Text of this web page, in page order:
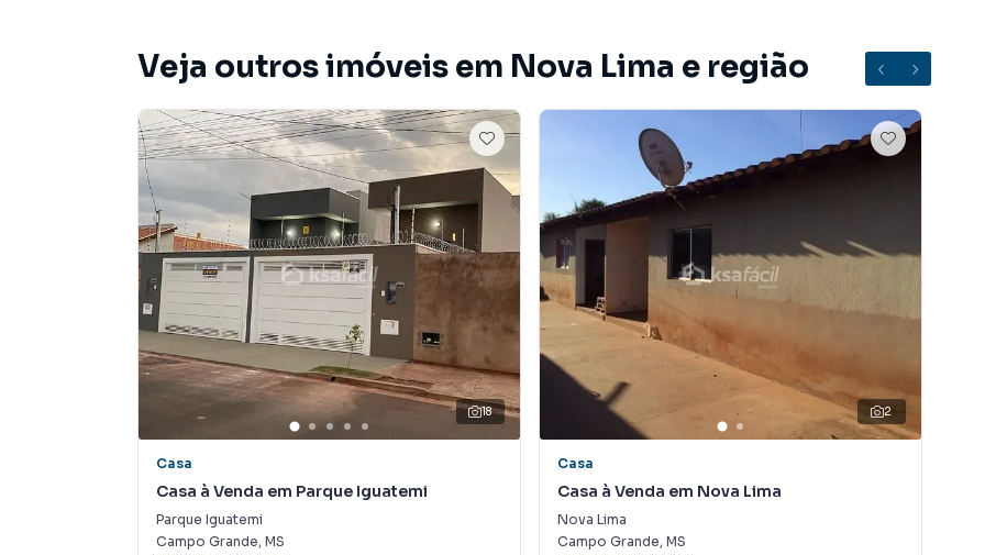
Na KSA FACIL IMOVEIS você consegue vender ou alugar seu imóvel muito mais rápido do que em
imobiliárias tradicionais. Já vendemos e locamos diversos imóveis em Campo Grande, especialmente
em Nova Lima. Isso porque temos uma equipe de marketing digital focada em produzir campanhas
específicas para Campo Grande, o que aumenta muito o número de contatos interessados e tendo
como consequência uma maior chance de vender ou alugar seu imóvel mais rápido. Contamos também
com um time de programadores, corretores treinados e uma central de atendimento preparada para
atender proprietários e inquilinos.
Veja outros imóveis em Nova Lima e região
18
Casa
Casa à Venda em Parque Iguatemi
Parque Iguatemi
Campo Grande, MS
2
Casa
Casa à Venda em Nova Lima
Nova Lima
Campo Grande, MS